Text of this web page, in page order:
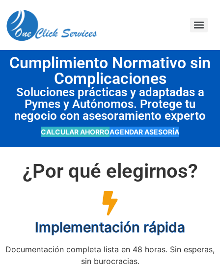
Cumplimiento Normativo sin
Complicaciones
Soluciones prácticas y adaptadas a
Pymes y Autónomos. Protege tu
negocio con asesoramiento experto
CALCULAR AHORROAGENDAR ASESORÍA
¿Por qué elegirnos?
Implementación rápida
Documentación completa lista en 48 horas. Sin esperas,
sin burocracias.